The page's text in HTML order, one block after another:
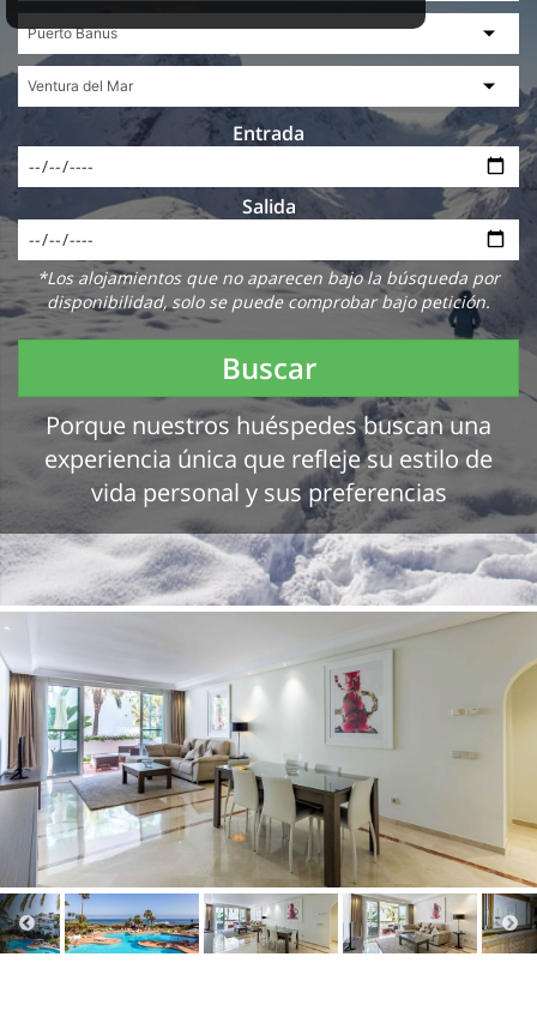
Entrada
Salida
*Los alojamientos que no aparecen bajo la búsqueda por
disponibilidad, solo se puede comprobar bajo petición.
Buscar
Porque nuestros huéspedes buscan una
experiencia única que refleje su estilo de
vida personal y sus preferencias